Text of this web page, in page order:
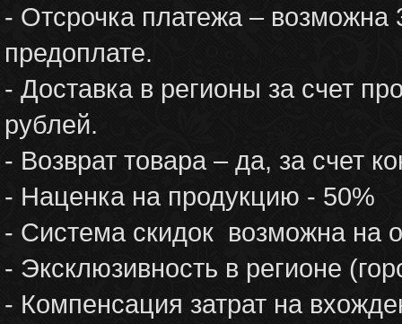
- Отсрочка платежа – возможна
предоплате.
- Доставка в регионы за счет
рублей.
- Возврат товара – да, за счет
- Наценка на продукцию - 50%
- Система скидок возможна на
- Эксклюзивность в регионе
- Компенсация затрат на